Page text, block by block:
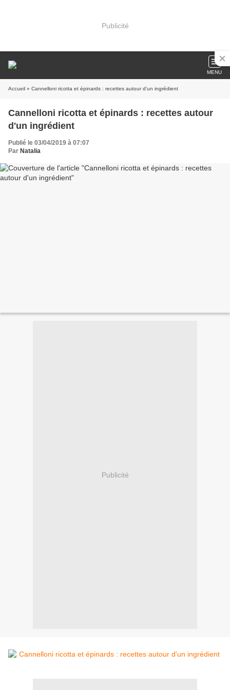
Publicité
MENU
Accueil » Cannelloni ricotta et épinards : recettes autour d'un ingrédient
Cannelloni ricotta et épinards : recettes autour
d'un ingrédient
Publié le 03/04/2019 à 07:07
Par Natalia
Publicité